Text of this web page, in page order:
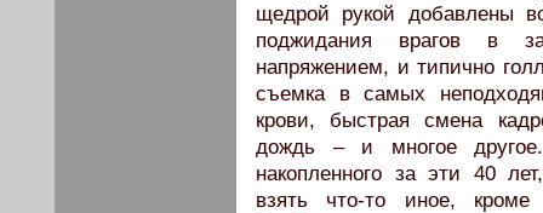
щедрой рукой добавлены
поджидания врагов в
напряжением, и типично
съемка в самых
крови, быстрая смена
дождь – и многое
накопленного за эти 40
взять что-то иное, кроме